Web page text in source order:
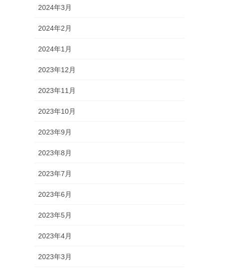
2024年3月
2024年2月
2024年1月
2023年12月
2023年11月
2023年10月
2023年9月
2023年8月
2023年7月
2023年6月
2023年5月
2023年4月
2023年3月